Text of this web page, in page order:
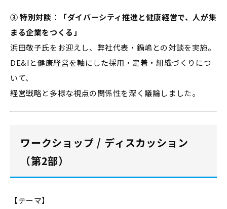
③ 特別対談：「ダイバーシティ推進と健康経営で、人が集
まる企業をつくる」
浜田敬子氏をお迎えし、弊社代表・鍋嶋との対談を実施。
DE&Iと健康経営を軸にした採用・定着・組織づくりにつ
いて、
経営戦略と多様な視点の関係性を深く議論しました。
ワークショップ / ディスカッション
（第2部）
【テーマ】